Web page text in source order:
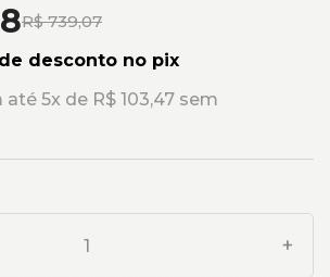
R$ 739,07
desconto no pix
até 5x de R$ 103,47 sem
+